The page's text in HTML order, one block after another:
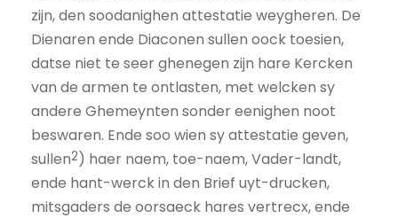
zijn, den soodanighen attestatie weygheren. De
Dienaren ende Diaconen sullen oock toesien,
datse niet te seer ghenegen zijn hare Kercken
van de armen te ontlasten, met welcken sy
andere Ghemeynten sonder eenighen noot
beswaren. Ende soo wien sy attestatie geven,
sullen2) haer naem, toe-naem, Vader-landt,
ende hant-werck in den Brief uyt-drucken,
mitsgaders de oorsaeck hares vertrecx, ende